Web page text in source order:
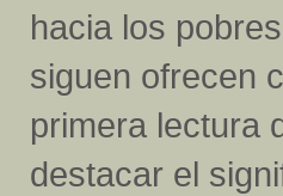
hacia los
siguen ofrecen
primera lectura
destacar el